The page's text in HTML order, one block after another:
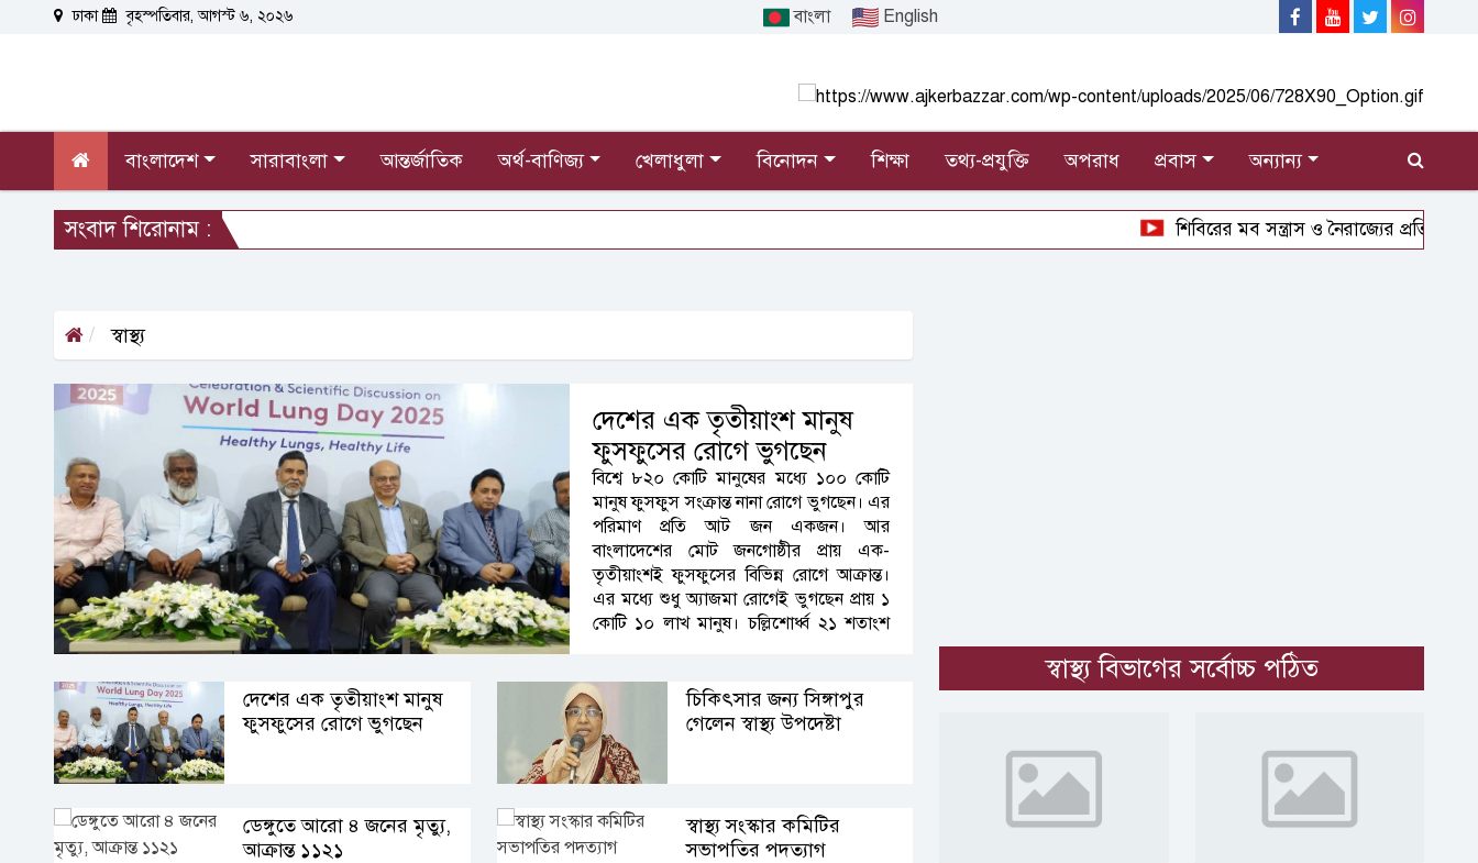
ঢাকা বৃহস্পতিবার, আগস্ট ৬, ২০২৬ বাংলা English
বাংলাদেশ সারাবাংলা আন্তর্জাতিক অর্থ-বাণিজ্য খেলাধুলা বিনোদন শিক্ষা তথ্য-প্রযুক্তি অপরাধ প্রবাস অন্যান্য
সংবাদ শিরোনাম : শিবিরের মব সন্ত্রাস ও নৈরাজ্যের প্রতিবাদে
স্বাস্থ্য
দেশের এক তৃতীয়াংশ মানুষ
ফুসফুসের রোগে ভুগছেন
বিশ্বে ৮২০ কোটি মানুষের মধ্যে ১০০ কোটি
মানুষ ফুসফুস সংক্রান্ত নানা রোগে ভুগছেন। এর
পরিমাণ প্রতি আট জন একজন। আর
বাংলাদেশের মোট জনগোষ্ঠীর প্রায় এক-
তৃতীয়াংশই ফুসফুসের বিভিন্ন রোগে আক্রান্ত।
এর মধ্যে শুধু অ্যাজমা রোগেই ভুগছেন প্রায় ১
কোটি ১০ লাখ মানুষ। চল্লিশোর্ধ্ব ২১ শতাংশ
ফুসফুস সুস্থ রাখার জন্য দরকার ব্যাপক
সচেতনতা ও প্রতিরোধমূলক ব্যবস্থা।
দেশের এক তৃতীয়াংশ মানুষ
ফুসফুসের রোগে ভুগছেন
চিকিৎসার জন্য সিঙ্গাপুর
গেলেন স্বাস্থ্য উপদেষ্টা
ডেঙ্গুতে আরো ৪ জনের মৃত্যু,
আক্রান্ত ১১২১
স্বাস্থ্য সংস্কার কমিটির
সভাপতির পদত্যাগ
স্বাস্থ্য বিভাগের সর্বোচ্চ পঠিত